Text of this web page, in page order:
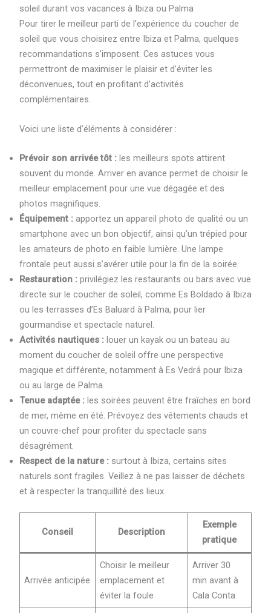
soleil durant vos vacances à Ibiza ou Palma
Pour tirer le meilleur parti de l’expérience du coucher de
soleil que vous choisirez entre Ibiza et Palma, quelques
recommandations s’imposent. Ces astuces vous
permettront de maximiser le plaisir et d’éviter les
déconvenues, tout en profitant d’activités
complémentaires.
Voici une liste d’éléments à considérer :
Prévoir son arrivée tôt :les meilleurs spots attirent
souvent du monde. Arriver en avance permet de choisir le
meilleur emplacement pour une vue dégagée et des
photos magnifiques.
Équipement :apportez un appareil photo de qualité ou un
smartphone avec un bon objectif, ainsi qu’un trépied pour
les amateurs de photo en faible lumière. Une lampe
frontale peut aussi s’avérer utile pour la fin de la soirée.
Restauration :privilégiez les restaurants ou bars avec vue
directe sur le coucher de soleil, comme Es Boldado à Ibiza
ou les terrasses d’Es Baluard à Palma, pour lier
gourmandise et spectacle naturel.
Activités nautiques :louer un kayak ou un bateau au
moment du coucher de soleil offre une perspective
magique et différente, notamment à Es Vedrá pour Ibiza
ou au large de Palma.
Tenue adaptée :les soirées peuvent être fraîches en bord
de mer, même en été. Prévoyez des vêtements chauds et
un couvre-chef pour profiter du spectacle sans
désagrément.
Respect de la nature :surtout à Ibiza, certains sites
naturels sont fragiles. Veillez à ne pas laisser de déchets
et à respecter la tranquillité des lieux.
Conseil Description
Exemple
pratique
Arrivée anticipée
Choisir le meilleur
emplacement et
éviter la foule
Arriver 30
min avant à
Cala Conta